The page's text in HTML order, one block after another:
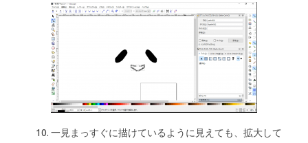
一見まっすぐに描けているように見えても、拡大して